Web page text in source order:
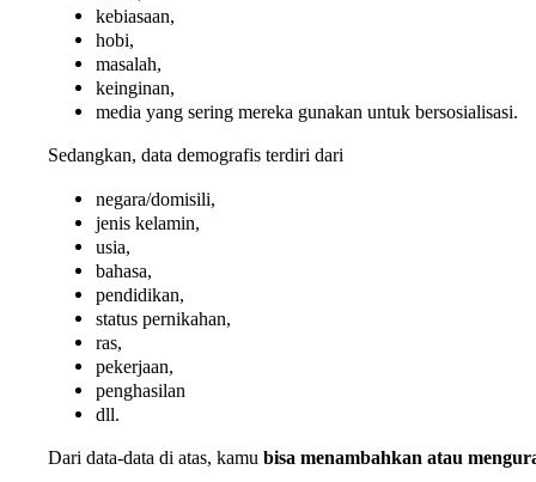
kebiasaan,
hobi,
masalah,
keinginan,
media yang sering mereka gunakan untuk bersosialisasi.
Sedangkan, data demografis terdiri dari
negara/domisili,
jenis kelamin,
usia,
bahasa,
pendidikan,
status pernikahan,
ras,
pekerjaan,
penghasilan
dll.
Dari data-data di atas, kamu bisa menambahkan atau